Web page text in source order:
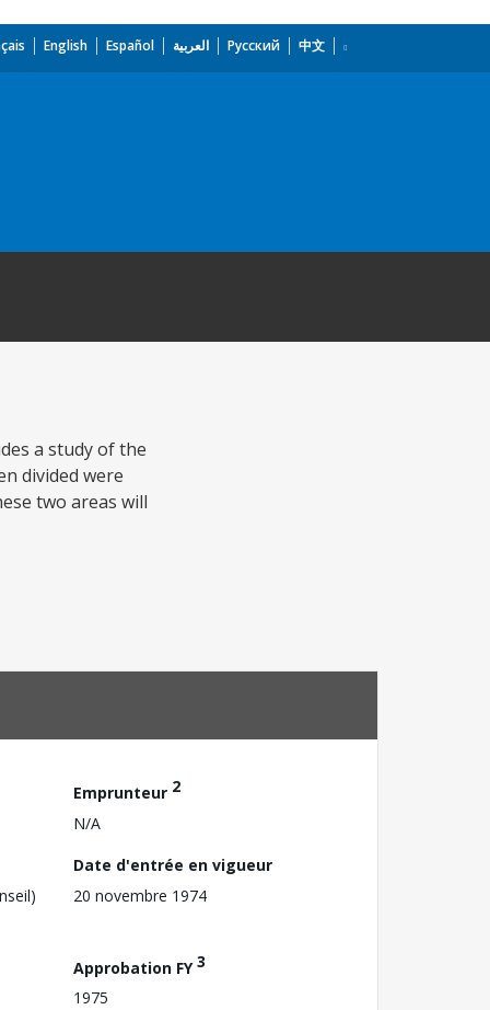
English Español العربية Русский 中文
a study of the
divided were
two areas will
Emprunteur 2
N/A
Date d'entrée en vigueur
20 novembre 1974
Approbation FY3
1975